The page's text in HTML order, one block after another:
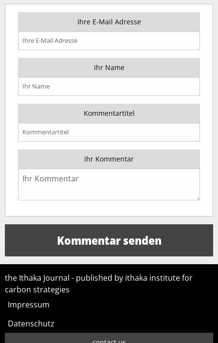
Ihre E-Mail Adresse
Ihr Name
Kommentartitel
Ihr Kommentar
the Ithaka Journal - published by ithaka institute for
carbon strategies
Impressum
Datenschutz